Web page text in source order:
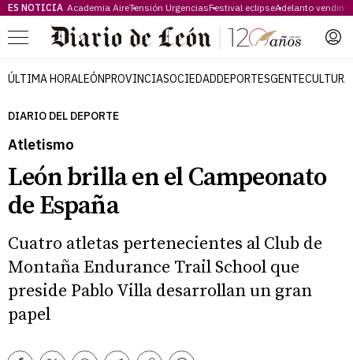
ES NOTICIA Academia AireTensión UrgenciasFestival eclipseAdelanto
Menú
ÚLTIMA HORALEÓNPROVINCIASOCIEDADDEPORTESGENTECULTURA
DIARIO DEL DEPORTE
Atletismo
León brilla en el Campeonato
de España
Cuatro atletas pertenecientes al Club de
Montaña Endurance Trail School que
preside Pablo Villa desarrollan un gran
papel